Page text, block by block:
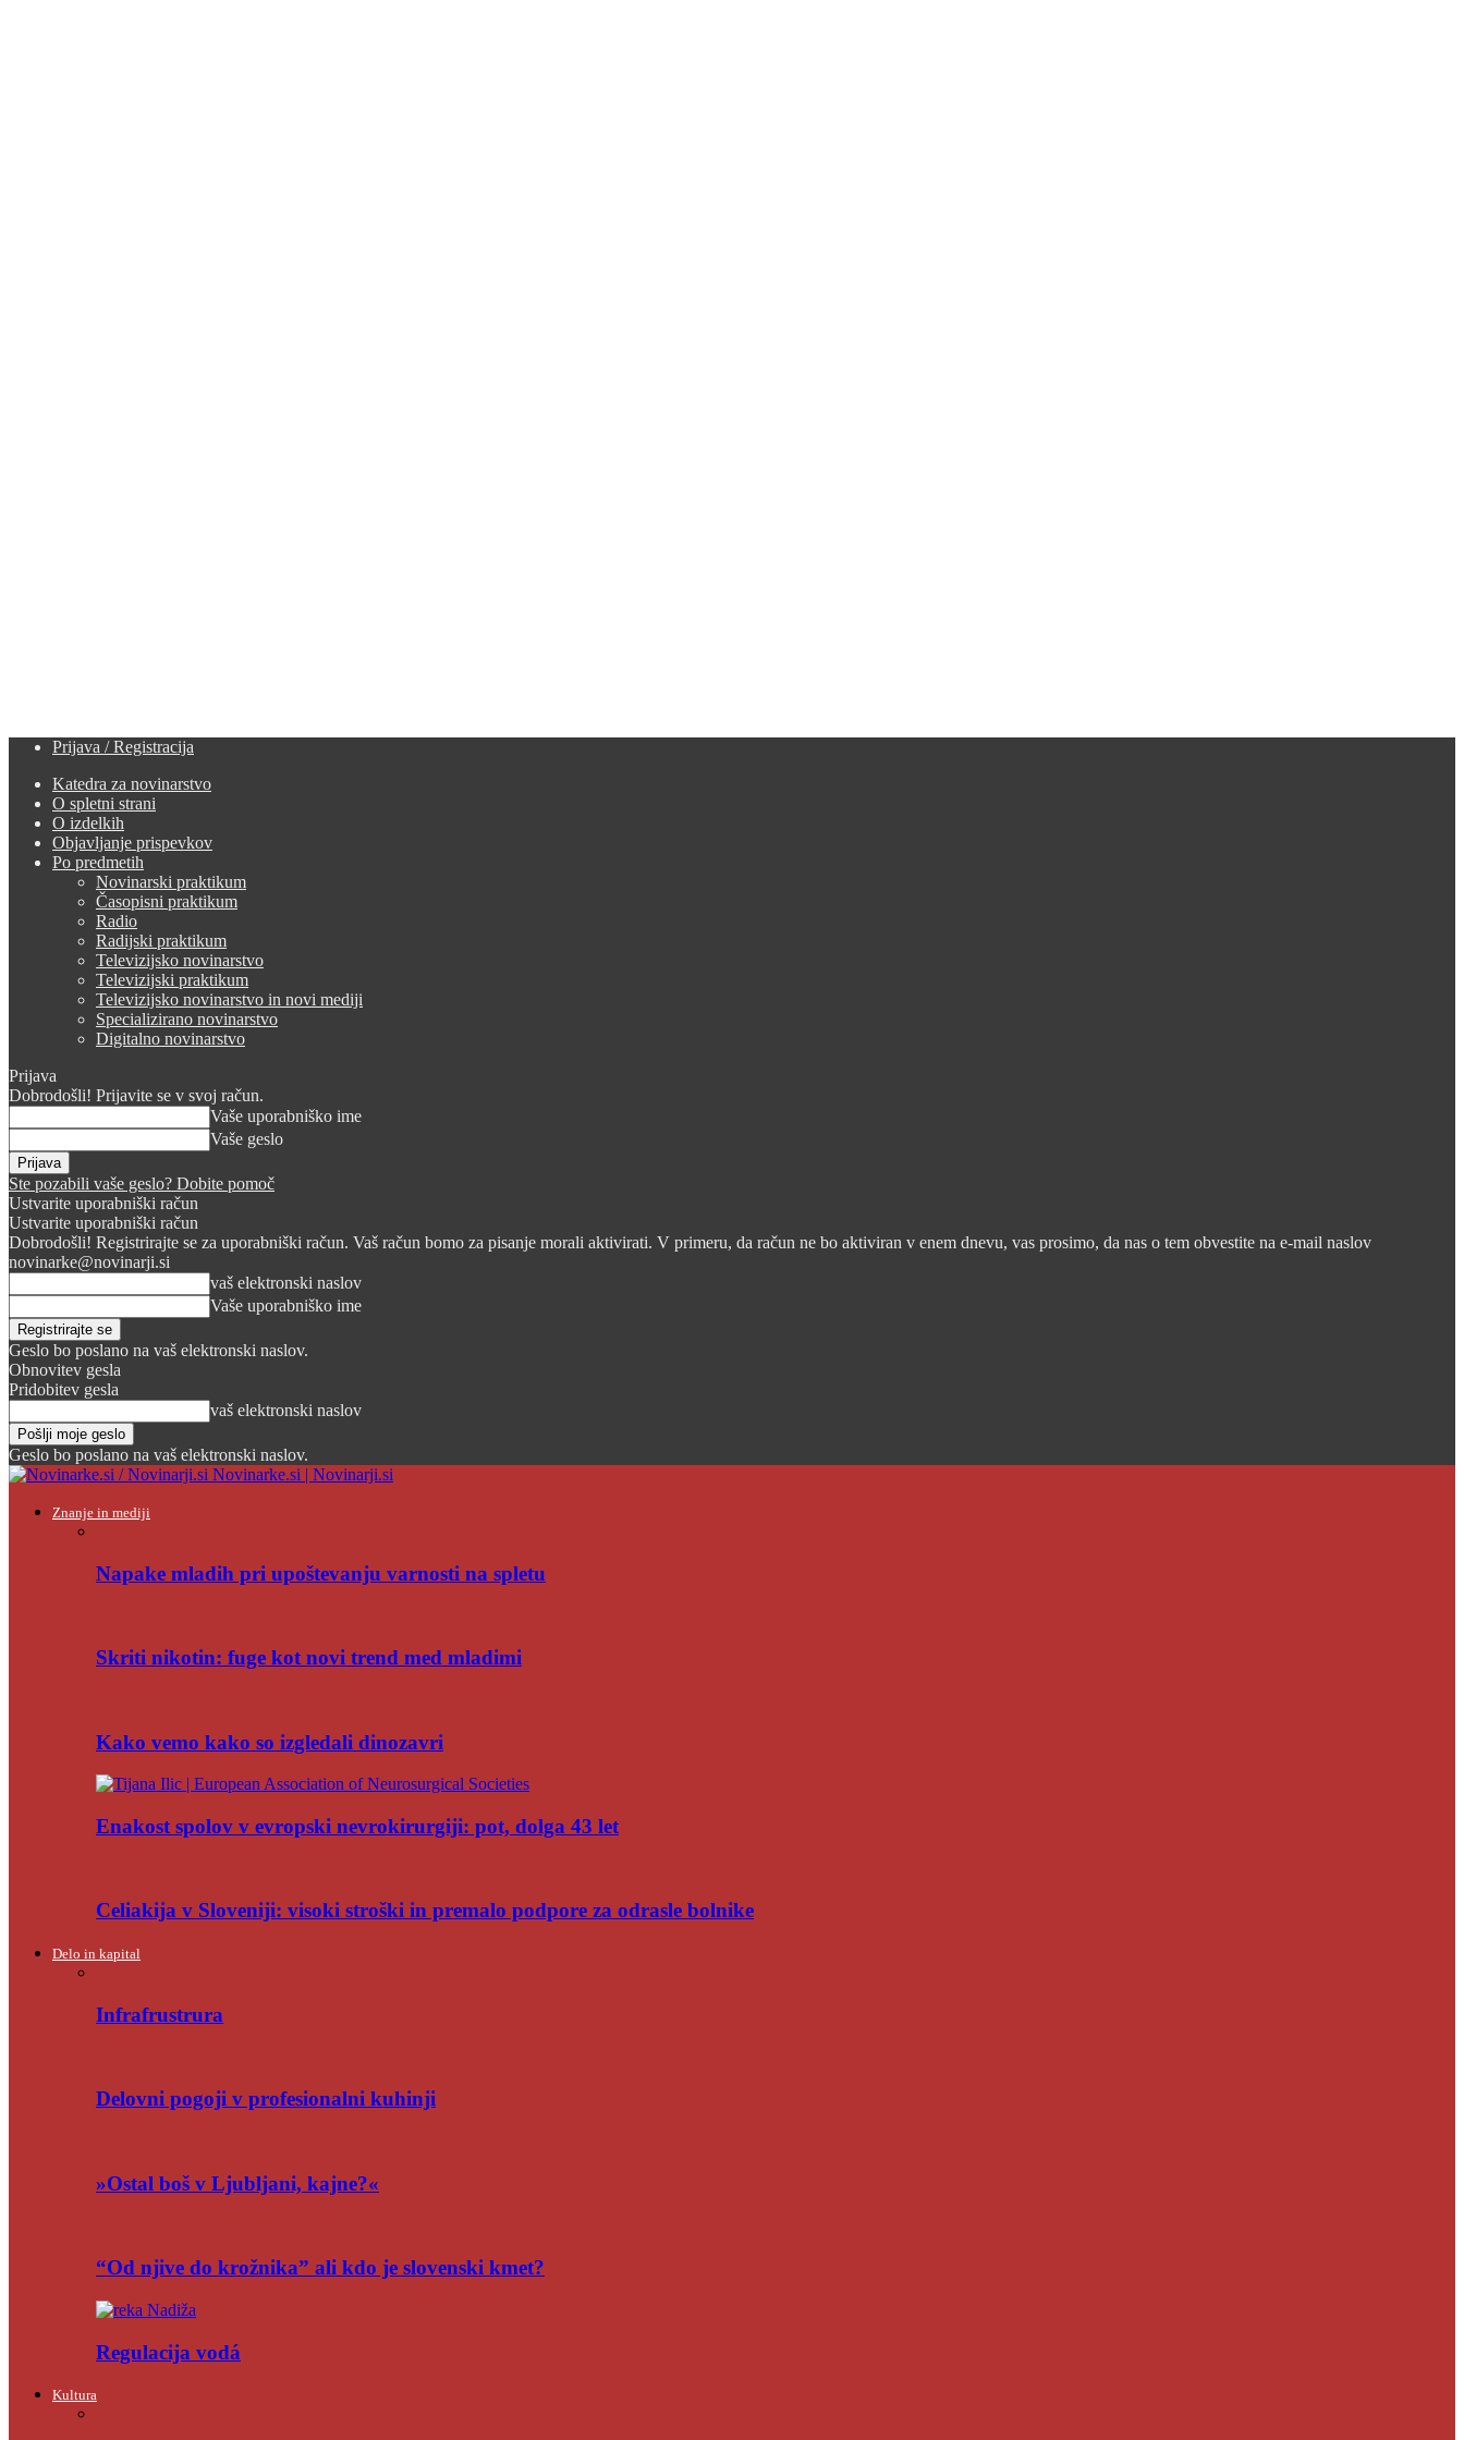
Prijava / Registracija
Katedra za novinarstvo
O spletni strani
O izdelkih
Objavljanje prispevkov
Po predmetih
Novinarski praktikum
Časopisni praktikum
Radio
Radijski praktikum
Televizijsko novinarstvo
Televizijski praktikum
Televizijsko novinarstvo in novi mediji
Specializirano novinarstvo
Digitalno novinarstvo
Prijava
Dobrodošli! Prijavite se v svoj račun.
Vaše uporabniško ime
Vaše geslo
Ste pozabili vaše geslo? Dobite pomoč
Ustvarite uporabniški račun
Ustvarite uporabniški račun
Dobrodošli! Registrirajte se za uporabniški račun. Vaš račun bomo za pisanje morali aktivirati. V primeru, da račun ne bo aktiviran v enem dnevu, vas prosimo, da nas o tem obvestite na e-mail naslov
novinarke@novinarji.si
vaš elektronski naslov
Vaše uporabniško ime
Geslo bo poslano na vaš elektronski naslov.
Obnovitev gesla
Pridobitev gesla
vaš elektronski naslov
Geslo bo poslano na vaš elektronski naslov.
Novinarke.si | Novinarji.si
Znanje in mediji
Napake mladih pri upoštevanju varnosti na spletu
Skriti nikotin: fuge kot novi trend med mladimi
Kako vemo kako so izgledali dinozavri
Enakost spolov v evropski nevrokirurgiji: pot, dolga 43 let
Celiakija v Sloveniji: visoki stroški in premalo podpore za odrasle bolnike
Delo in kapital
Infrafrustrura
Delovni pogoji v profesionalni kuhinji
»Ostal boš v Ljubljani, kajne?«
“Od njive do krožnika” ali kdo je slovenski kmet?
Regulacija vodá
Kultura